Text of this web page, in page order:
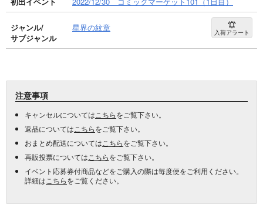
ジャンル/
サブジャンル
星界の紋章 入荷アラート
注意事項
キャンセルについては こちらをご覧下さい。
返品については こちらをご覧下さい。
おまとめ配送については こちらをご覧下さい。
再販投票については こちらをご覧下さい。
イベント応募券付商品などをご購入の際は毎度便をご利用ください。
詳細は こちらをご覧ください。